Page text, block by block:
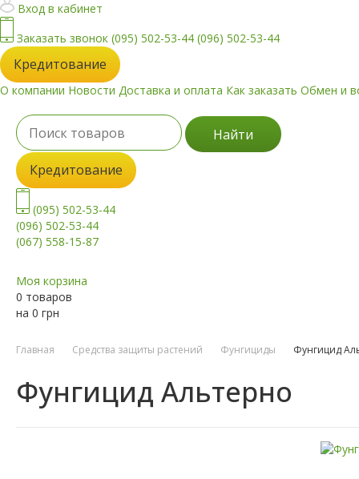
Вход в кабинет
Заказать звонок (095) 502-53-44 (096) 502-53-44
Кредитование
О компании Новости Доставка и оплата Как заказать Обмен и
Найти
Кредитование
(095) 502-53-44
(096) 502-53-44
(067) 558-15-87
Моя корзина
0 товаров
на 0 грн
Главная Средства защиты растений Фунгициды Фунгицид
Фунгицид Альтерно